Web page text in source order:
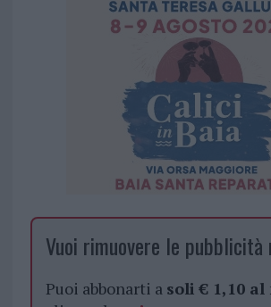
Vuoi rimuovere le pubblicità
Puoi abbonarti a soli € 1,10 al